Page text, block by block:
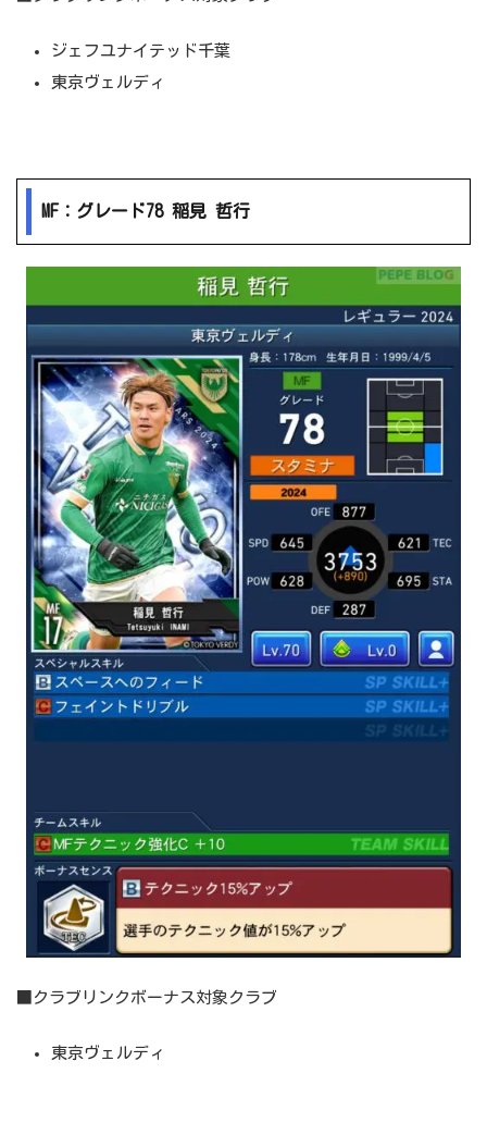
ジェフユナイテッド千葉
東京ヴェルディ
MF：グレード78 稲見 哲行
■クラブリンクボーナス対象クラブ
東京ヴェルディ